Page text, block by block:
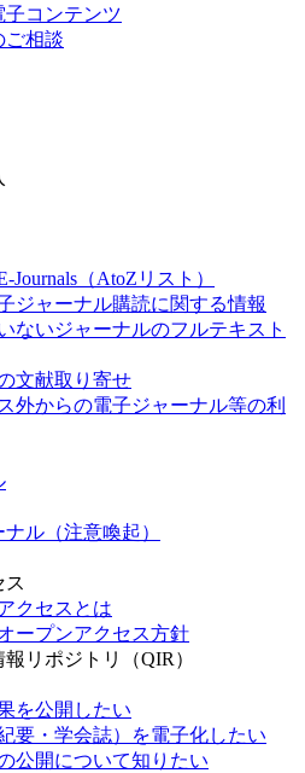
子コンテンツ
ご相談
Journals（AtoZリスト）
ジャーナル購読に関する情報
ないジャーナルのフルテキスト
文献取り寄せ
外からの電子ジャーナル等の利
ル（注意喚起）
ス
クセスとは
ープンアクセス方針
リポジトリ（QIR）
を公開したい
要・学会誌）を電子化したい
公開について知りたい